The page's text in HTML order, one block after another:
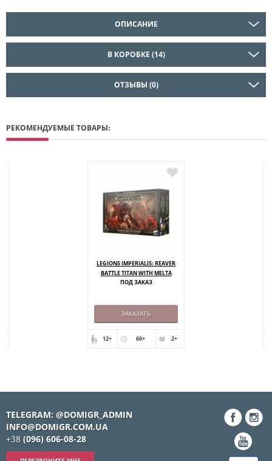
ОПИСАНИЕ
В КОРОБКЕ (14)
ОТЗЫВЫ (0)
РЕКОМЕНДУЕМЫЕ ТОВАРЫ:
LEGIONS IMPERIALIS: REAVER
BATTLE TITAN WITH MELTA
CANNON AND CHAINFIST
ПОД ЗАКАЗ
ЗАКАЗАТЬ
12+ 60+ 2+
TELEGRAM: @DOMIGR_ADMIN
INFO@DOMIGR.COM.UA
+38 (096) 606-08-28